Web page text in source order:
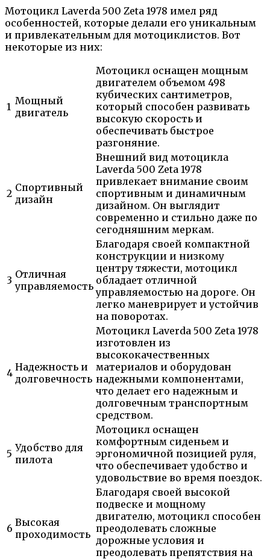
Мотоцикл Laverda 500 Zeta 1978 имел ряд
особенностей, которые делали его уникальным
и привлекательным для мотоциклистов. Вот
некоторые из них:
1 Мощный
двигатель
Мотоцикл оснащен мощным
двигателем объемом 498
кубических сантиметров,
который способен развивать
высокую скорость и
обеспечивать быстрое
разгоняние.
2 Спортивный
дизайн
Внешний вид мотоцикла
Laverda 500 Zeta 1978
привлекает внимание своим
спортивным и динамичным
дизайном. Он выглядит
современно и стильно даже по
сегодняшним меркам.
3 Отличная
управляемость
Благодаря своей компактной
конструкции и низкому
центру тяжести, мотоцикл
обладает отличной
управляемостью на дороге. Он
легко маневрирует и устойчив
на поворотах.
4 Надежность и
долговечность
Мотоцикл Laverda 500 Zeta 1978
изготовлен из
высококачественных
материалов и оборудован
надежными компонентами,
что делает его надежным и
долговечным транспортным
средством.
5 Удобство для
пилота
Мотоцикл оснащен
комфортным сиденьем и
эргономичной позицией руля,
что обеспечивает удобство и
удовольствие во время поездок.
6 Высокая
проходимость
Благодаря своей высокой
подвеске и мощному
двигателю, мотоцикл способен
преодолевать сложные
дорожные условия и
преодолевать препятствия на